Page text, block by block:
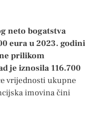
neto bogatstva
eura u 2023. godini
prilikom
je iznosila 116.700
vrijednosti ukupne
imovina čini